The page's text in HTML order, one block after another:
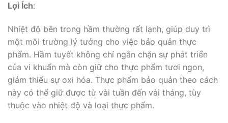
Lợi Ích:
Nhiệt độ bên trong hầm thường rất lạnh, giúp duy trì
một môi trường lý tưởng cho việc bảo quản thực
phẩm. Hầm tuyết không chỉ ngăn chặn sự phát triển
của vi khuẩn mà còn giữ cho thực phẩm tươi ngon,
giảm thiểu sự oxi hóa. Thực phẩm bảo quản theo cách
này có thể giữ được từ vài tuần đến vài tháng, tùy
thuộc vào nhiệt độ và loại thực phẩm.